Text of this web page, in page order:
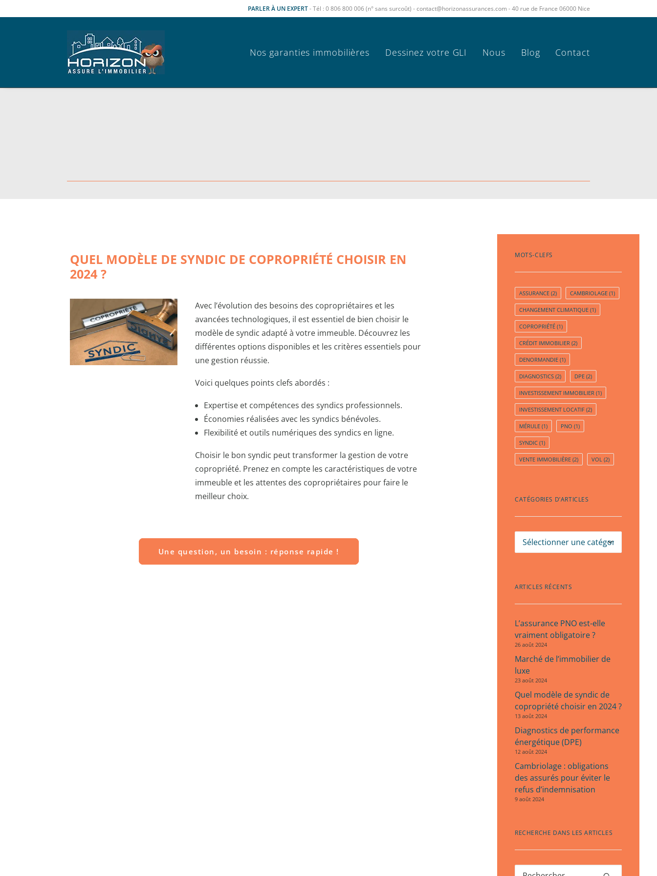
PARLER À UN EXPERT- Tél : 0 806 800 006 (n° sans surcoût) - contact@horizonassurances.com - 40 rue de France 06000 Nice
Nos garanties immobilières Dessinez votre GLI Nous Blog Contact
QUEL MODÈLE DE SYNDIC DE COPROPRIÉTÉ CHOISIR EN
2024 ?
Avec l’évolution des besoins des copropriétaires et les
avancées technologiques, il est essentiel de bien choisir le
modèle de syndic adapté à votre immeuble. Découvrez les
différentes options disponibles et les critères essentiels pour
une gestion réussie.
Voici quelques points clefs abordés :
Expertise et compétences des syndics professionnels.
Économies réalisées avec les syndics bénévoles.
Flexibilité et outils numériques des syndics en ligne.
Choisir le bon syndic peut transformer la gestion de votre
copropriété. Prenez en compte les caractéristiques de votre
immeuble et les attentes des copropriétaires pour faire le
meilleur choix.
Une question, un besoin : réponse rapide !
MOTS-CLEFS
ASSURANCE (2) CAMBRIOLAGE (1)
CHANGEMENT CLIMATIQUE (1)
COPROPRIÉTÉ (1)
CRÉDIT IMMOBILIER (2)
DENORMANDIE (1)
DIAGNOSTICS (2) DPE (2)
INVESTISSEMENT IMMOBILIER (1)
INVESTISSEMENT LOCATIF (2)
MÉRULE (1) PNO (1)
SYNDIC (1)
VENTE IMMOBILIÈRE (2) VOL (2)
CATÉGORIES D’ARTICLES
Catégories
d’articles
ARTICLES RÉCENTS
L’assurance PNO est-elle
vraiment obligatoire ?
26 août 2024
Marché de l’immobilier de
luxe
23 août 2024
Quel modèle de syndic de
copropriété choisir en 2024 ?
13 août 2024
Diagnostics de performance
énergétique (DPE)
12 août 2024
Cambriolage : obligations
des assurés pour éviter le
refus d’indemnisation
9 août 2024
RECHERCHE DANS LES ARTICLES